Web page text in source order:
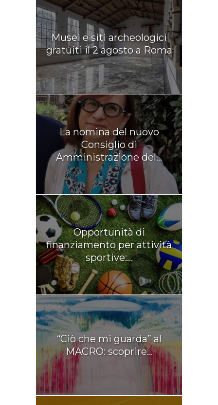
Musei e siti archeologici
gratuiti il 2 agosto a Roma
La nomina del nuovo
Consiglio di
Amministrazione del...
Opportunità di
finanziamento per attività
sportive:...
“Ciò che mi guarda” al
MACRO: scoprire...